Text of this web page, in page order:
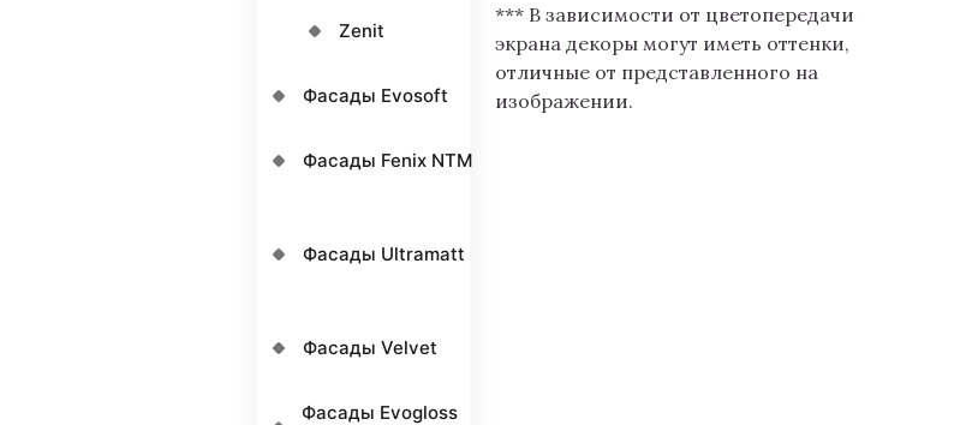
Zenit
Фасады Evosoft
Фасады Fenix NTM
Фасады Ultramatt
Фасады Velvet
Фасады Еvogloss
*** В зависимости от цветопередачи
экрана декоры могут иметь оттенки,
отличные от представленного на
изображении.